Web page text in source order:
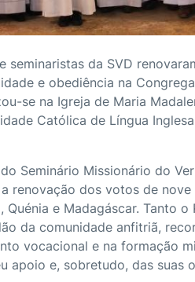
seminaristas da SVD
e obediência na
se na Igreja de Maria
Católica de Língua
Seminário Missionário do
renovação dos votos de
Quénia e Madagáscar. Tanto
da comunidade anfitriã,
vocacional e na formação
apoio e, sobretudo, das suas